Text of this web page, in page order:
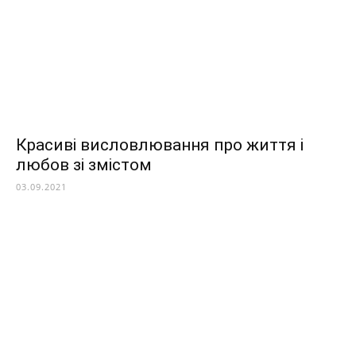
Красиві висловлювання про життя і
любов зі змістом
03.09.2021